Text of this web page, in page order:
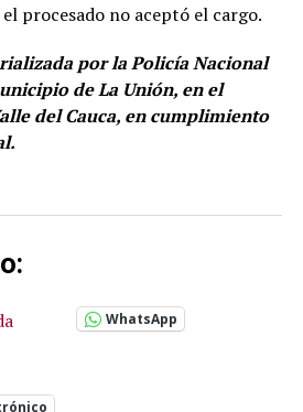
procesado no aceptó el cargo.
por la Policía Nacional
de La Unión, en el
del Cauca, en cumplimiento
WhatsApp